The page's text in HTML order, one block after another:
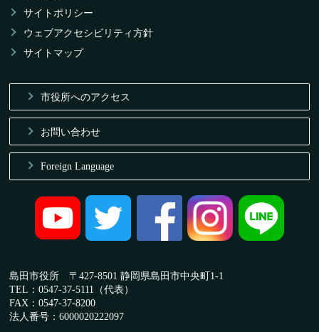
サイトポリシー
ウェブアクセシビリティ方針
サイトマップ
市役所へのアクセス
お問い合わせ
Foreign Language
島田市役所 〒427-8501 静岡県島田市中央町1-1
TEL：0547-37-5111（代表）
FAX：0547-37-8200
法人番号：6000020222097